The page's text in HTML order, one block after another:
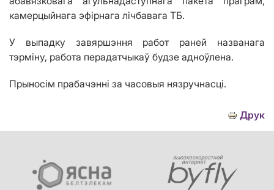
камерцыйнага эфірнага лічбавага ТБ.
У выпадку завяршэння работ раней названага
тэрміну, работа перадатчыкаў будзе адноўлена.
Прыносім прабачэнні за часовыя нязручнасці.
Друк